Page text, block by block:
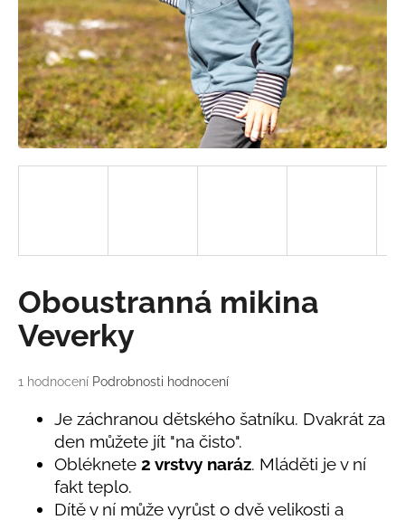
Průměrné
produktu
hvězdiček.
1 hodnocení Podrobnosti hodnocení
Oboustranná mikina
Veverky
Je záchranou dětského šatníku. Dvakrát za
den můžete jít "na čisto".
Obléknete 2 vrstvy naráz. Mláděti je v ní
fakt teplo.
Dítě v ní může vyrůst o dvě velikosti a
a
j
í
t
?
D
o
p
o
u